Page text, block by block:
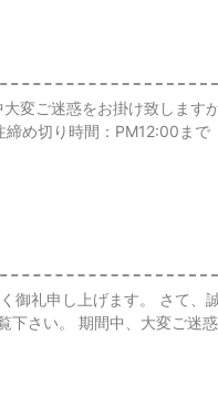
変ご迷惑をお掛け致します
め切り時間：PM12:00まで
御礼申し上げます。 さて、
さい。 期間中、大変ご迷